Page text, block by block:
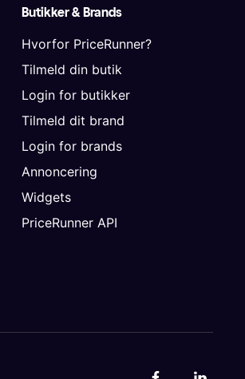
Butikker & Brands
Hvorfor PriceRunner?
Tilmeld din butik
Login for butikker
Tilmeld dit brand
Login for brands
Annoncering
Widgets
PriceRunner API